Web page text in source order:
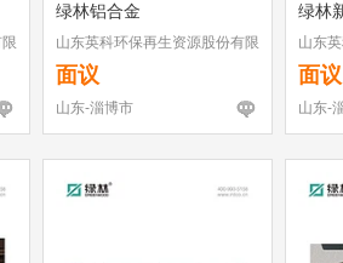
绿林铝合金
山东英科环保再生资源股份有限
公司
面议
山东-淄博市
绿林
山东
公司
面议
山东-